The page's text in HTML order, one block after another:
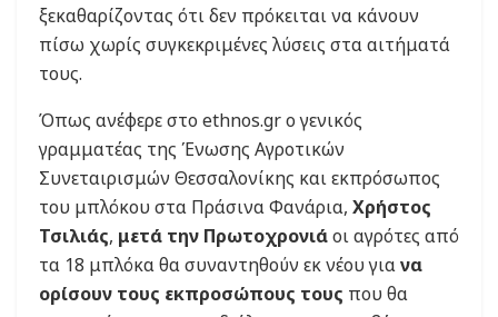
ξεκαθαρίζοντας ότι δεν πρόκειται να κάνουν
πίσω χωρίς συγκεκριμένες λύσεις στα αιτήματά
τους.
Όπως ανέφερε στο ethnos.gr ο γενικός
γραμματέας της Ένωσης Αγροτικών
Συνεταιρισμών Θεσσαλονίκης και εκπρόσωπος
του μπλόκου στα Πράσινα Φανάρια, Χρήστος
Τσιλιάς, μετά την Πρωτοχρονιάοι αγρότες από
τα 18 μπλόκα θα συναντηθούν εκ νέου γιανα
ορίσουν τους εκπροσώπους τους που θα